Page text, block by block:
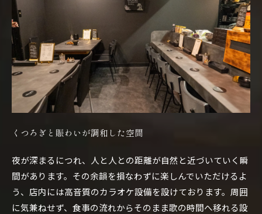
くつろぎと賑わいが調和した空間
夜が深まるにつれ、人と人との距離が自然と近づいていく瞬
間があります。その余韻を損なわずに楽しんでいただけるよ
う、店内には高音質のカラオケ設備を設けております。周囲
に気兼ねせず、食事の流れからそのまま歌の時間へ移れる設